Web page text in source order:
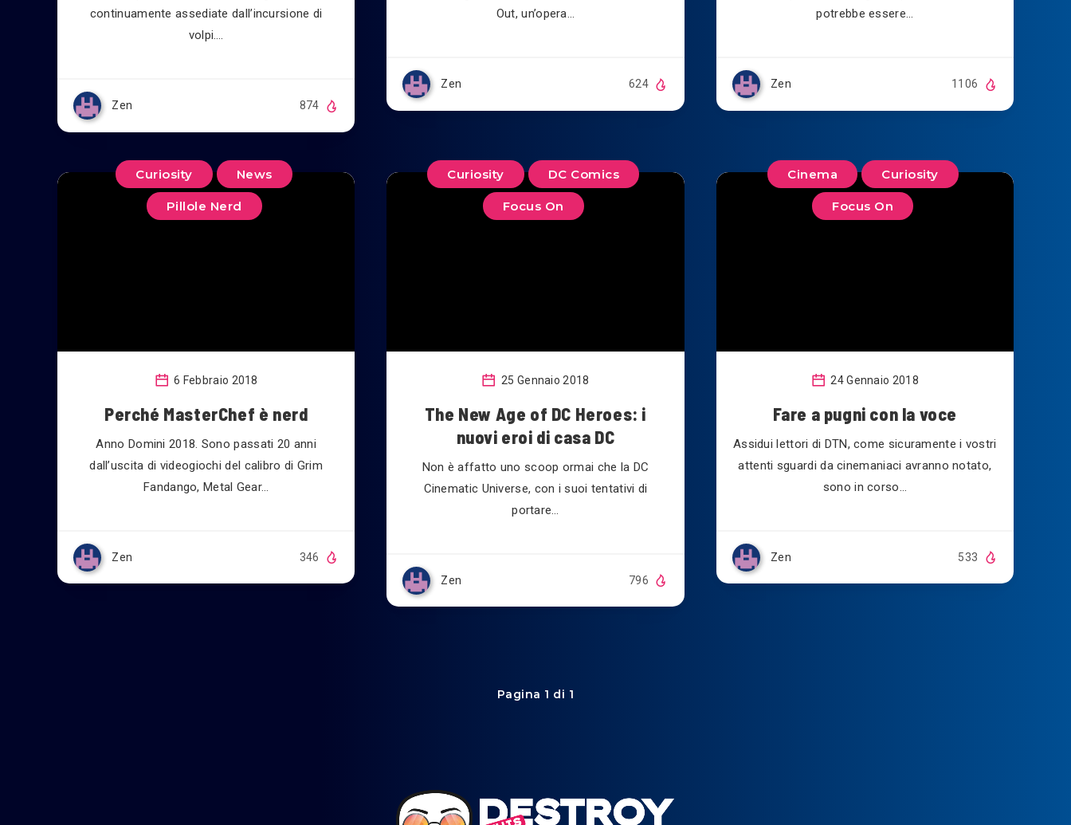
continuamente assediate dall’incursione di
volpi….
Zen 874
Out, un’opera…
Zen 624
potrebbe essere…
Zen 1106
Curiosity News
Pillole Nerd
6 Febbraio 2018
Perché MasterChef è nerd
Anno Domini 2018. Sono passati 20 anni
dall’uscita di videogiochi del calibro di Grim
Fandango, Metal Gear…
Zen 346
Curiosity DC Comics
Focus On
25 Gennaio 2018
The New Age of DC Heroes: i
nuovi eroi di casa DC
Non è affatto uno scoop ormai che la DC
Cinematic Universe, con i suoi tentativi di
portare…
Zen 796
Cinema Curiosity
Focus On
24 Gennaio 2018
Fare a pugni con la voce
Assidui lettori di DTN, come sicuramente i vostri
attenti sguardi da cinemaniaci avranno notato,
sono in corso…
Zen 533
Pagina 1 di 1